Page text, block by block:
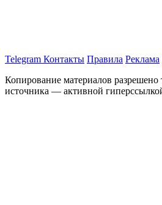
Telegram Контакты Правила Реклама
Копирование материалов разрешено
источника — активной